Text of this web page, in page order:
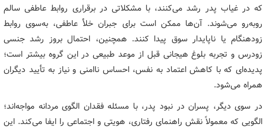
که در غیاب پدر رشد می‌کنند، با مشکلاتی در برقراری روابط عاطفی سالم
روبه‌رو می‌شوند. آن‌ها ممکن است برای جبران خلأ عاطفی، به‌سوی روابط
زودهنگام یا ناپایدار سوق پیدا کنند. همچنین، احتمال بروز رشد جنسی
زودرس و تجربه بلوغ هیجانی قبل از موعد طبیعی در این گروه بیشتر است؛
پدیده‌ای که با کاهش اعتماد به نفس، احساس ناامنی و نیاز به تأیید دیگران
همراه می‌شود.
در سوی دیگر، پسران در نبود پدر، با مسئله فقدان الگوی مردانه مواجه‌اند؛
الگویی که معمولاً نقش راهنمای رفتاری، هویتی و اجتماعی را ایفا می‌کند. این